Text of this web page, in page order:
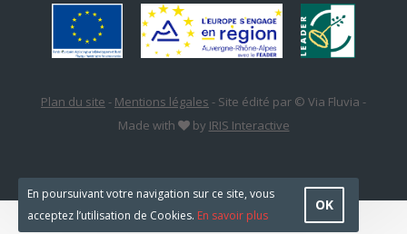
Plan du site - Mentions légales - Site édité par © Via Fluvia -
Made with
by IRIS Interactive
En poursuivant votre navigation sur ce site, vous
acceptez l’utilisation de Cookies. En savoir plus
OK